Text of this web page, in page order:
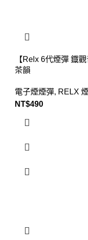
【Relx 6代煙彈 鐡
茶韻
電子煙煙彈, RELX
NT$490